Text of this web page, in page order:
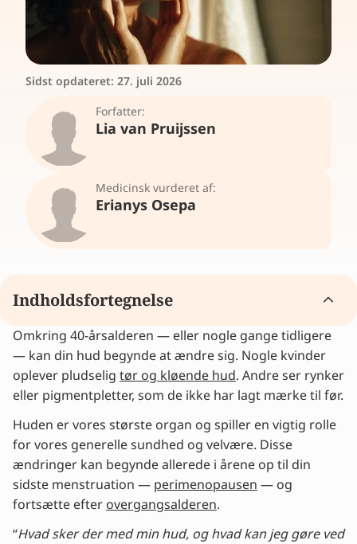
Sidst opdateret: 27. juli 2026
Forfatter:
Lia van Pruijssen
Medicinsk vurderet af:
Erianys Osepa
Indholdsfortegnelse
Hvad sker der med din hud under
overgangsalderen?
Støt din hud med den rette behandling
Hvad gør sollys ved din hud?
Beskyt din hud: solbeskyttelse er uundværlig
Giv din hud ekstra opmærksomhed i
overgangsalderen
Hvem er Lia?
Få lindring af dine overgangsbesvær
Tips fra eksperter og erfaringer
Omkring 40-årsalderen — eller nogle gange tidligere
— kan din hud begynde at ændre sig. Nogle kvinder
oplever pludselig tør og kløende hud. Andre ser rynker
eller pigmentpletter, som de ikke har lagt mærke til før.
Huden er vores største organ og spiller en vigtig rolle
for vores generelle sundhed og velvære. Disse
ændringer kan begynde allerede i årene op til din
sidste menstruation — perimenopausen — og
fortsætte efter overgangsalderen.
“Hvad sker der med min hud, og hvad kan jeg gøre ved